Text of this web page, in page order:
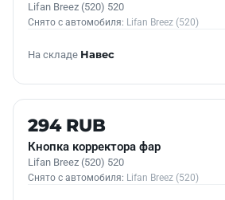
Lifan Breez (520) 520
Снято с автомобиля: Lifan Breez (520)
На складе Навес
Б/У В НАЛИЧИИ
294 RUB
Кнопка корректора фар
Lifan Breez (520) 520
Снято с автомобиля: Lifan Breez (520)